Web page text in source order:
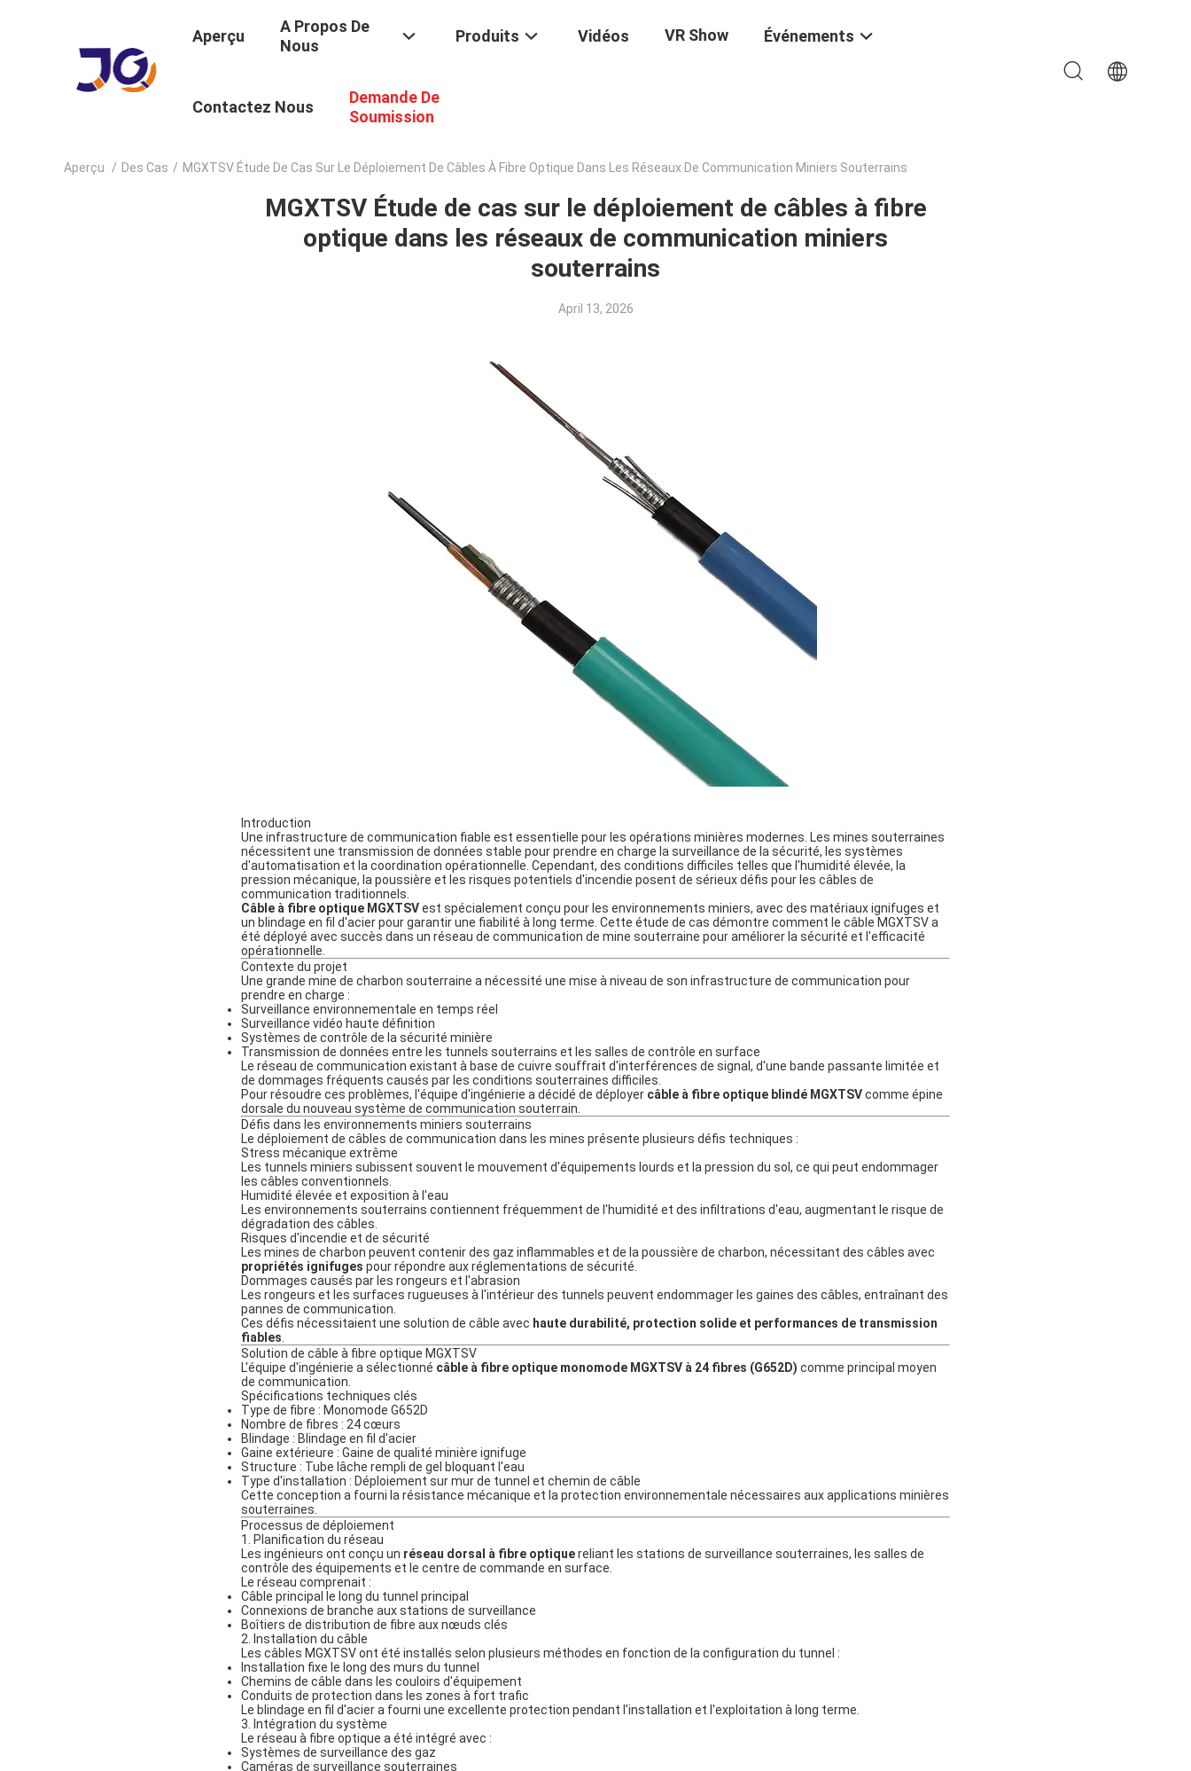
Aperçu
A Propos De
Nous
Produits Vidéos VR Show Événements
Contactez Nous
Demande De
Soumission
Aperçu / Des Cas / MGXTSV Étude De Cas Sur Le Déploiement De Câbles À Fibre Optique Dans Les Réseaux De Communication Miniers Souterrains
MGXTSV Étude de cas sur le déploiement de câbles à fibre
optique dans les réseaux de communication miniers
souterrains
April 13, 2026
Introduction
Une infrastructure de communication fiable est essentielle pour les opérations minières modernes. Les mines souterraines
nécessitent une transmission de données stable pour prendre en charge la surveillance de la sécurité, les systèmes
d'automatisation et la coordination opérationnelle. Cependant, des conditions difficiles telles que l'humidité élevée, la
pression mécanique, la poussière et les risques potentiels d'incendie posent de sérieux défis pour les câbles de
communication traditionnels.
Câble à fibre optique MGXTSVest spécialement conçu pour les environnements miniers, avec des matériaux ignifuges et
un blindage en fil d'acier pour garantir une fiabilité à long terme. Cette étude de cas démontre comment le câble MGXTSV a
été déployé avec succès dans un réseau de communication de mine souterraine pour améliorer la sécurité et l'efficacité
opérationnelle.
Contexte du projet
Une grande mine de charbon souterraine a nécessité une mise à niveau de son infrastructure de communication pour
prendre en charge :
Surveillance environnementale en temps réel
Surveillance vidéo haute définition
Systèmes de contrôle de la sécurité minière
Transmission de données entre les tunnels souterrains et les salles de contrôle en surface
Le réseau de communication existant à base de cuivre souffrait d'interférences de signal, d'une bande passante limitée et
de dommages fréquents causés par les conditions souterraines difficiles.
Pour résoudre ces problèmes, l'équipe d'ingénierie a décidé de déployer câble à fibre optique blindé MGXTSVcomme épine
dorsale du nouveau système de communication souterrain.
Défis dans les environnements miniers souterrains
Le déploiement de câbles de communication dans les mines présente plusieurs défis techniques :
Stress mécanique extrême
Les tunnels miniers subissent souvent le mouvement d'équipements lourds et la pression du sol, ce qui peut endommager
les câbles conventionnels.
Humidité élevée et exposition à l'eau
Les environnements souterrains contiennent fréquemment de l'humidité et des infiltrations d'eau, augmentant le risque de
dégradation des câbles.
Risques d'incendie et de sécurité
Les mines de charbon peuvent contenir des gaz inflammables et de la poussière de charbon, nécessitant des câbles avec
propriétés ignifuges pour répondre aux réglementations de sécurité.
Dommages causés par les rongeurs et l'abrasion
Les rongeurs et les surfaces rugueuses à l'intérieur des tunnels peuvent endommager les gaines des câbles, entraînant des
pannes de communication.
Ces défis nécessitaient une solution de câble avec haute durabilité, protection solide et performances de transmission
fiables
Solution de câble à fibre optique MGXTSV
L'équipe d'ingénierie a sélectionné câble à fibre optique monomode MGXTSV à 24 fibres (G652D) comme principal moyen
de communication.
Spécifications techniques clés
Type de fibre : Monomode G652D
Nombre de fibres : 24 cœurs
Blindage : Blindage en fil d'acier
Gaine extérieure : Gaine de qualité minière ignifuge
Structure : Tube lâche rempli de gel bloquant l'eau
Type d'installation : Déploiement sur mur de tunnel et chemin de câble
Cette conception a fourni la résistance mécanique et la protection environnementale nécessaires aux applications minières
souterraines.
Processus de déploiement
1. Planification du réseau
Les ingénieurs ont conçu un réseau dorsal à fibre optiquereliant les stations de surveillance souterraines, les salles de
contrôle des équipements et le centre de commande en surface.
Le réseau comprenait :
Câble principal le long du tunnel principal
Connexions de branche aux stations de surveillance
Boîtiers de distribution de fibre aux nœuds clés
2. Installation du câble
Les câbles MGXTSV ont été installés selon plusieurs méthodes en fonction de la configuration du tunnel :
Installation fixe le long des murs du tunnel
Chemins de câble dans les couloirs d'équipement
Conduits de protection dans les zones à fort trafic
Le blindage en fil d'acier a fourni une excellente protection pendant l'installation et l'exploitation à long terme.
3. Intégration du système
Le réseau à fibre optique a été intégré avec :
Systèmes de surveillance des gaz
Caméras de surveillance souterraines